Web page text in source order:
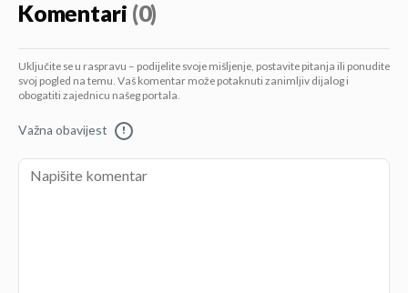
Komentari (0)
Uključite se u raspravu – podijelite svoje mišljenje, postavite pitanja ili ponudite
svoj pogled na temu. Vaš komentar može potaknuti zanimljiv dijalog i
obogatiti zajednicu našeg portala.
Važna obavijest !